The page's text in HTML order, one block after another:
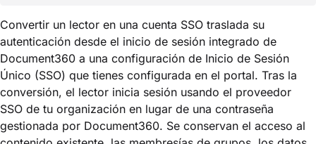
Convertir un lector en una cuenta SSO traslada su
autenticación desde el inicio de sesión integrado de
Document360 a una configuración de Inicio de Sesión
Único (SSO) que tienes configurada en el portal. Tras la
conversión, el lector inicia sesión usando el proveedor
SSO de tu organización en lugar de una contraseña
gestionada por Document360. Se conservan el acceso al